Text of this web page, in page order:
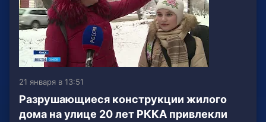
21 января в 13:51
Разрушающиеся конструкции жилого
дома на улице 20 лет РККА привлекли